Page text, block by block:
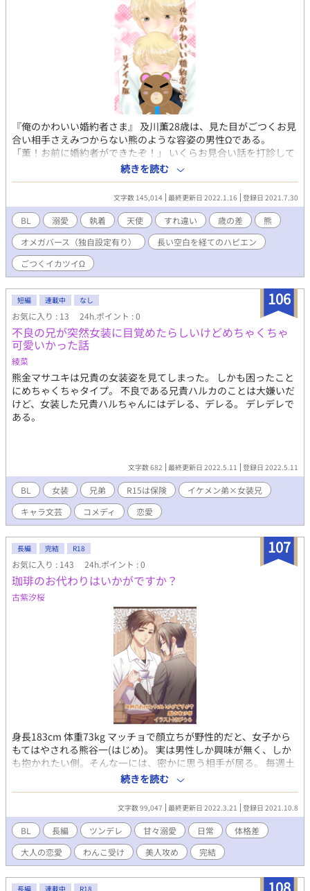
『俺のかわいい婚約者さま』 及川薫28歳は、見た目がごつくお見
合い相手さえみつからない熊のような容姿の男性Ωである。
「薫！お前に婚約者ができたぞ！」 いくらお見合い話を打診して
みても見合いの席にすら着く事もできなかったこの10年。なのに
婚約者ができた？ 混乱状態のままの薫の元に現れたのは――14歳
の天使だった。 🌸かわいい〇〇さまシリーズ🌸纏めていきます。
『俺のかわいい婚約者さま』『俺のかわいい幼馴染さま』 『僕の
かわいいこぐまさま』『もう少しだけ待っていて』 『俺のかわい
い婚約者さま・続』
続きを読む
文字数 145,014 最終更新日 2022.1.16 登録日 2021.7.30
BL 溺愛 執着 天使 すれ違い 歳の差
熊
オメガバース（独自設定有り）
長い空白を経てのハピエン
ごつくイカツイΩ
106
短編 連載中 なし
お気に入り : 13 24h.ポイント : 0
不良の兄が突然女装に目覚めたらしいけどめちゃくちゃ
可愛いかった話
綾菜
熊金マサユキは兄貴の女装姿を見てしまった。 しかも困ったこと
にめちゃくちゃタイプ。 不良である兄貴ハルカのことは大嫌いだ
けど、女装した兄貴ハルちゃんにはデレる、デレる。 デレデレで
ある。
文字数 682 最終更新日 2022.5.11 登録日 2022.5.11
BL 女装 兄弟 R15は保険
イケメン弟×女装兄
キャラ文芸
コメディ 恋愛
107
長編 完結 R18
お気に入り : 143 24h.ポイント : 0
珈琲のお代わりはいかがですか？
古紫汐桜
身長183cm 体重73kg マッチョで顔立ちが野性的だと、女子から
もてはやされる熊谷一(はじめ)。 実は男性しか興味が無く、しか
も抱かれたい側。そんな一には、密かに思う相手が居る。 毎週土
曜日の15時～16時。 窓際の1番奥の席に座る高杉に、1年越しの
片想いをしている。 自分より細身で華奢な高杉が、振り向いてく
れる筈も無く……。 ただ、拗れた感情を募らせるだけだった。 そ
んなある日、高杉に近付けるチャンスがあり……。
続きを読む
文字数 99,047 最終更新日 2022.3.21 登録日 2021.10.8
BL 長編 ツンデレ 甘々溺愛 日常
体格差
大人の恋愛
わんこ受け 美人攻め 完結
長編 連載中 R18